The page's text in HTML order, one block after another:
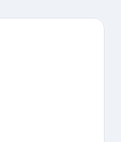
ja kokeile